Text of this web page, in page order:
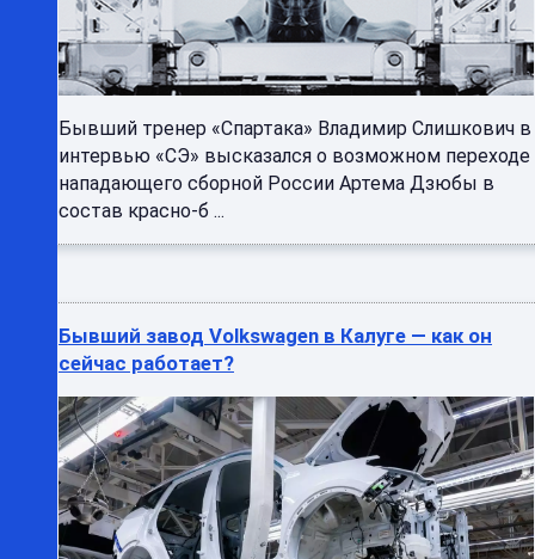
Бывший тренер «Спартака» Владимир Слишкович в
интервью «СЭ» высказался о возможном переходе
нападающего сборной России Артема Дзюбы в
состав красно-б ...
Бывший завод Volkswagen в Калуге — как он
сейчас работает?